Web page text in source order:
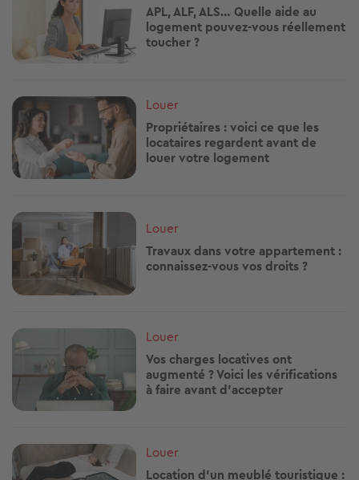
APL, ALF, ALS… Quelle aide au
logement pouvez-vous réellement
toucher ?
Image
Louer
Propriétaires : voici ce que les
locataires regardent avant de
louer votre logement
Image
Louer
Travaux dans votre appartement :
connaissez-vous vos droits ?
Image
Louer
Vos charges locatives ont
augmenté ? Voici les vérifications
à faire avant d’accepter
Image
Louer
Location d'un meublé touristique :